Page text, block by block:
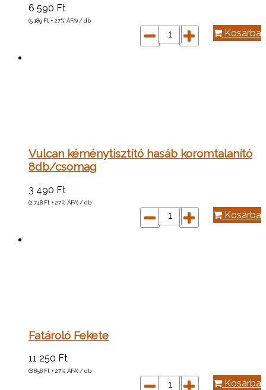
6 590 Ft
(5 189 Ft + 27% ÁFA) / db
Kosárba
Vulcan kéménytisztító hasáb koromtalanító
8db/csomag
3 490 Ft
(2 748 Ft + 27% ÁFA) / db
Kosárba
Fatároló Fekete
11 250 Ft
(8 858 Ft + 27% ÁFA) / db
Kosárba